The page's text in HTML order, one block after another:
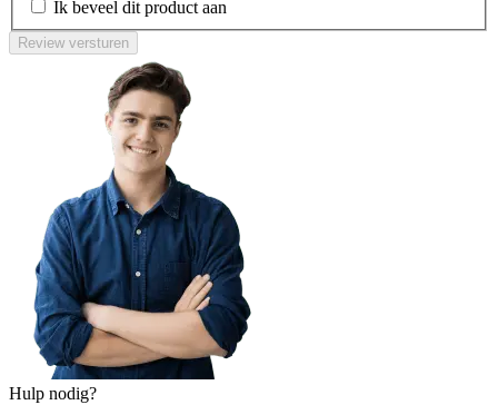
Ik beveel dit product aan
Review versturen
Hulp nodig?